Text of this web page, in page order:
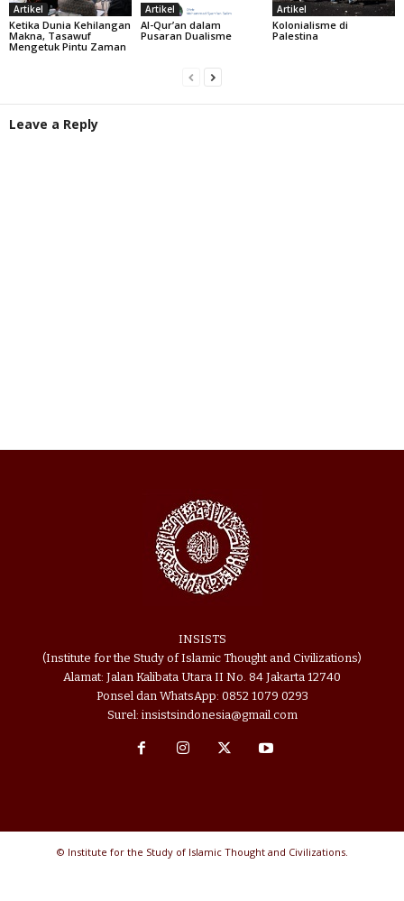
Artikel
Ketika Dunia Kehilangan
Makna, Tasawuf
Mengetuk Pintu Zaman
Artikel
Al-Qur’an dalam
Pusaran Dualisme
Artikel
Kolonialisme di
Palestina
Leave a Reply
INSISTS
(Institute for the Study of Islamic Thought and Civilizations)
Alamat: Jalan Kalibata Utara II No. 84 Jakarta 12740
Ponsel dan WhatsApp: 0852 1079 0293
Surel: insistsindonesia@gmail.com
© Institute for the Study of Islamic Thought and Civilizations.